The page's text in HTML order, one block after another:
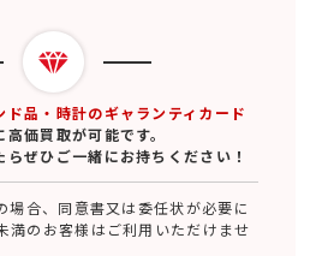
品・時計のギャランティカード
価買取が可能です。
ぜひご一緒にお持ちください！
合、同意書又は委任状が必要に
満のお客様はご利用いただけませ